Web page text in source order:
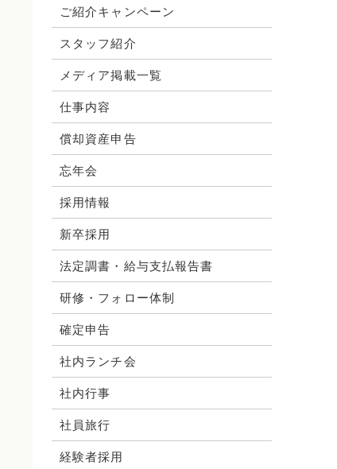
ご紹介キャンペーン
スタッフ紹介
メディア掲載一覧
仕事内容
償却資産申告
忘年会
採用情報
新卒採用
法定調書・給与支払報告書
研修・フォロー体制
確定申告
社内ランチ会
社内行事
社員旅行
経験者採用